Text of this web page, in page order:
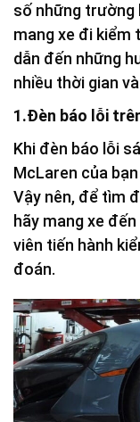
số những trường
mang xe đi kiểm
dẫn đến những
nhiều thời gian
1.Đèn báo lỗi
Khi đèn báo lỗi
McLaren của
Vậy nên, để tìm
hãy mang xe
viên tiến hành
đoán.